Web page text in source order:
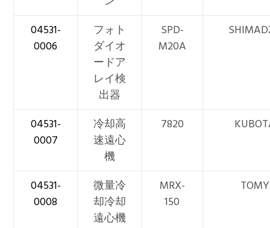
04531-
0006
フォト
ダイオ
ードア
レイ検
出器
SPD-
M20A
04531-
0007
冷却高
速遠心
機
7820
04531-
0008
微量冷
却冷却
遠心機
MRX-
150
TOMY